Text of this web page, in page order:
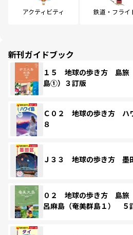
アクティビティ 鉄道・フライ
新刊ガイドブック
１５ 地球の歩き方 島
島①）３訂版
Ｃ０２ 地球の歩き方 ハ
８
Ｊ３３ 地球の歩き方 墨
０２ 地球の歩き方 島
呂麻島（奄美群島１） ５